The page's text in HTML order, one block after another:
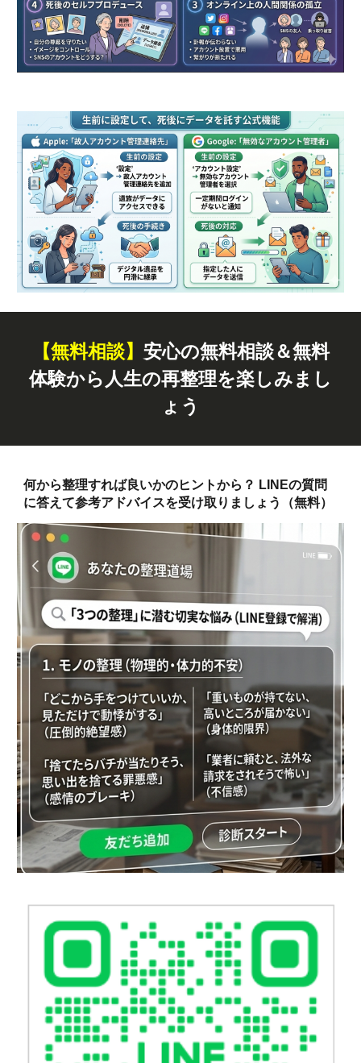
【無料相談】 安心の無料相談＆無料
体験から人生の再整理を楽しみまし
ょう
何から整理すれば良いかのヒントから？ LINEの質問
に答えて参考アドバイスを受け取りましょう（無料）